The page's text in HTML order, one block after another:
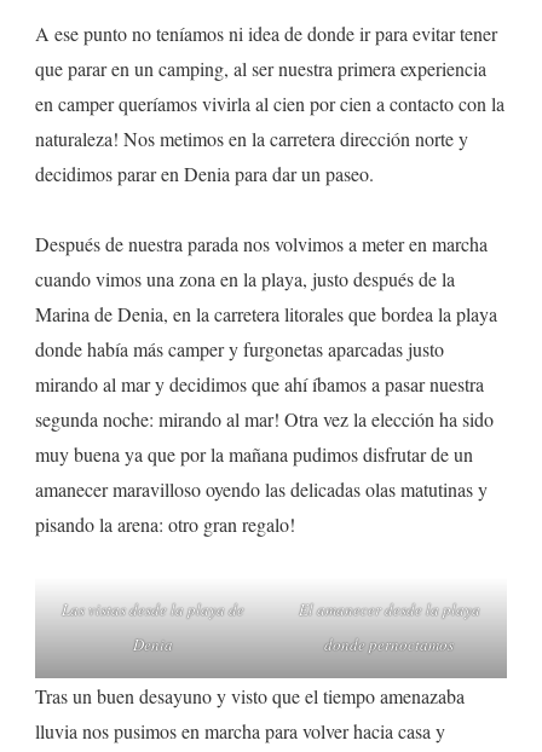
A ese punto no teníamos ni idea de donde ir para evitar tener
que parar en un camping, al ser nuestra primera experiencia
en camper queríamos vivirla al cien por cien a contacto con la
naturaleza! Nos metimos en la carretera dirección norte y
decidimos parar en Denia para dar un paseo.
Después de nuestra parada nos volvimos a meter en marcha
cuando vimos una zona en la playa, justo después de la
Marina de Denia, en la carretera litorales que bordea la playa
donde había más camper y furgonetas aparcadas justo
mirando al mar y decidimos que ahí íbamos a pasar nuestra
segunda noche: mirando al mar! Otra vez la elección ha sido
muy buena ya que por la mañana pudimos disfrutar de un
amanecer maravilloso oyendo las delicadas olas matutinas y
pisando la arena: otro gran regalo!
Las vistas desde la playa de
Denia
El amanecer desde la playa
donde pernoctamos
Tras un buen desayuno y visto que el tiempo amenazaba
lluvia nos pusimos en marcha para volver hacia casa y